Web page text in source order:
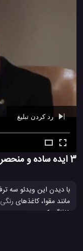
رد کردن تبلیغ
Ad - 00:39
3 ایده ساده و منحصر به فرد برای روز ولنتاین
با دیدن این ویدئو سه
مانند مقوا، کاغذهای
غافلگیر کنید. همچنین می